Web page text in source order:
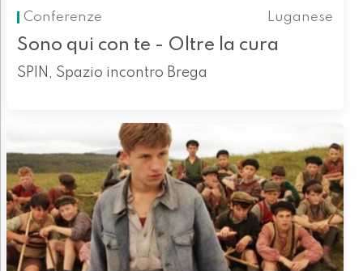
Conferenze
Luganese
Sono qui con te - Oltre la cura
SPIN, Spazio incontro Brega